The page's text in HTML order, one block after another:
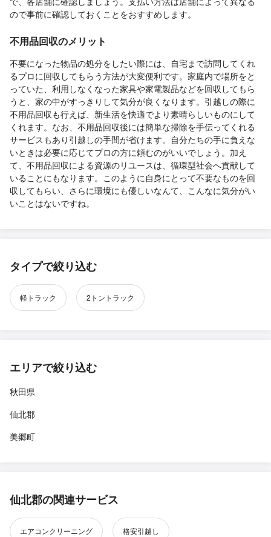
ので事前に確認しておくことをおすすめします。
不用品回収のメリット
不要になった物品の処分をしたい際には、自宅まで訪問してくれ
るプロに回収してもらう方法が大変便利です。家庭内で場所をと
っていた、利用しなくなった家具や家電製品などを回収してもら
うと、家の中がすっきりして気分が良くなります。引越しの際に
不用品回収も行えば、新生活を快適でより素晴らしいものにして
くれます。なお、不用品回収後には簡単な掃除を手伝ってくれる
サービスもあり引越しの手間が省けます。自分たちの手に負えな
いときは必要に応じてプロの方に頼むのがいいでしょう。加え
て、不用品回収による資源のリユースは、循環型社会へ貢献して
いることにもなります。このように自身にとって不要なものを回
収してもらい、さらに環境にも優しいなんて、こんなに気分がい
いことはないですね。
タイプで絞り込む
軽トラック 2トントラック
エリアで絞り込む
秋田県
仙北郡
美郷町
仙北郡の関連サービス
エアコンクリーニング 格安引越し